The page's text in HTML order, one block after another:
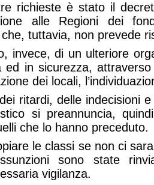
richieste è stato il
alle Regioni dei
tuttavia, non prevede
invece, di un ulteriore
ed in sicurezza,
dei locali,
ritardi, delle indecisioni
si preannuncia,
che lo hanno preceduto.
le classi se non ci
sono state
vigilanza.